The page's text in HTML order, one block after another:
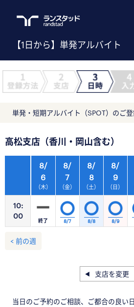
【1日から】単発アルバイト
単発・短期アルバイト（SPOT）のご
高松支店（香川・岡山含む）
10:
00
8/
6
（木）
8/
7
（金）
8/
8
（土）
8/
9
（日）
終了 8/7 8/8 8/9
< 前の週
支店を変更
当日のご予約のご相談、ご都合の良い